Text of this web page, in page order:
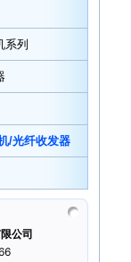
系列
/光纤收发器
公司